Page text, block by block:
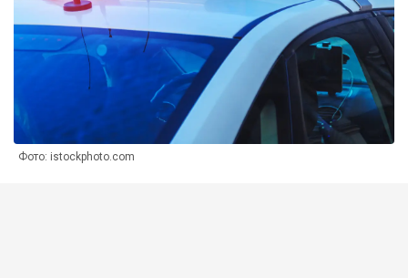
Фото: istockphoto.com